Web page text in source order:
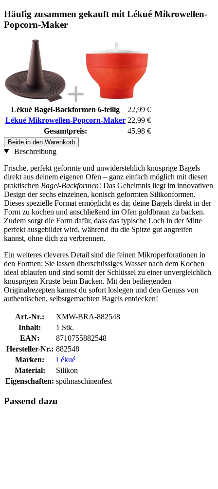
Häufig zusammen gekauft mit Lékué Mikrowellen-
Popcorn-Maker
Lékué Bagel-Backformen 6-teilig
22,99 €
Lékué Mikrowellen-Popcorn-Maker 22,99 €
Gesamtpreis:
45,98 €
Beide in den Warenkorb
Beschreibung
Frische, perfekt geformte und unwiderstehlich knusprige Bagels
direkt aus deinem eigenen Ofen – ganz einfach möglich mit diesen
praktischen Bagel-Backformen! Das Geheimnis liegt im innovativen
Design der sechs einzelnen, konisch geformten Silikonformen.
Dieses spezielle Format ermöglicht es dir, deine Bagels direkt in der
Form zu kochen und anschließend im Ofen goldbraun zu backen.
Zudem sorgt die Form dafür, dass das typische Loch in der Mitte
perfekt ausgebildet wird, während du die Spitze gut angreifen
kannst, ohne dich zu verbrennen.
Ein weiteres cleveres Detail sind die feinen Mikroperforationen in
den Formen: Sie lassen überschüssiges Wasser nach dem Kochen
ideal ablaufen und sind somit der Schlüssel zu einer unvergleichlich
knusprigen Kruste beim Backen. Mit den beiliegenden
Originalrezepten kannst du sofort loslegen und den Genuss von
authentischen, selbstgemachten Bagels entdecken!
Art.-Nr.:
XMW-BRA-882548
Inhalt:
1 Stk.
EAN:
8710755882548
Hersteller-Nr.: 882548
Marken:
Lékué
Material:
Silikon
Eigenschaften: spülmaschinenfest
Passend dazu